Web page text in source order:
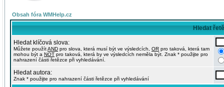
Obsah fóra WMHelp.cz
Hledat
Hledat klíčová slova:
Můžete použítAND pro slova, která musí být ve výsledcích, OR pro taková, která tam
mohou být a NOT pro taková, která by ve výsledcích neměla být. Znak * použijte pro
nahrazení části řetězce při vyhledávání.
Hledat autora:
Znak * použijte pro nahrazení části řetězce při vyhledávání